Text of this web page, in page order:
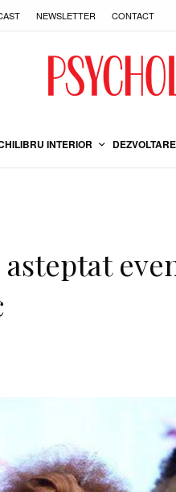
NEWSLETTER CONTACT
INTERIOR
asteptat